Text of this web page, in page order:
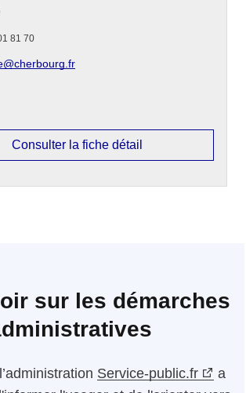
81 70
Consulter la fiche détail
sur les démarches
Service-public.fr
a